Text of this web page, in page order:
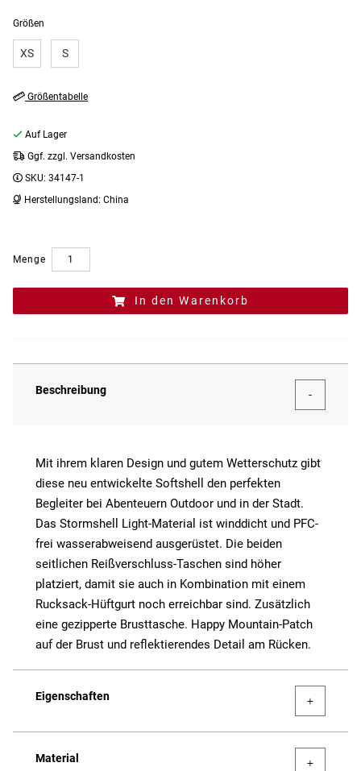
Größen
XS S
Größentabelle
Auf Lager
Ggf. zzgl. Versandkosten
SKU: 34147-1
Herstellungsland: China
Menge
In den Warenkorb
Beschreibung
Mit ihrem klaren Design und gutem Wetterschutz gibt
diese neu entwickelte Softshell den perfekten
Begleiter bei Abenteuern Outdoor und in der Stadt.
Das Stormshell Light-Material ist winddicht und PFC-
frei wasserabweisend ausgerüstet. Die beiden
seitlichen Reißverschluss-Taschen sind höher
platziert, damit sie auch in Kombination mit einem
Rucksack-Hüftgurt noch erreichbar sind. Zusätzlich
eine gezipperte Brusttasche. Happy Mountain-Patch
auf der Brust und reflektierendes Detail am Rücken.
Eigenschaften
Material